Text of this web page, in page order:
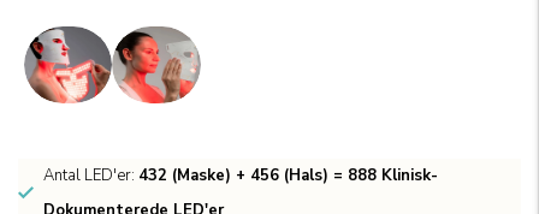
Antal LED'er: 432 (Maske) + 456 (Hals) = 888 Klinisk-